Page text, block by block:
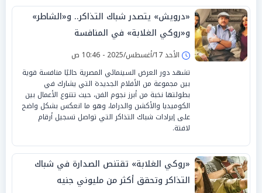
«درويش» يتصدر شباك التذاكر.. و«الشاطر»
و«روكي الغلابة» في المنافسة
الأحد 17/أغسطس/2025 - 10:46 ص
تشهد دور العرض السينمائي المصرية حاليًا منافسة قوية
بين مجموعة من الأفلام الجديدة التي يشارك في
بطولتها نخبة من أبرز نجوم الفن، حيث تتنوع الأعمال بين
الكوميديا والأكشن والدراما، وهو ما انعكس بشكل واضح
على إيرادات شباك التذاكر التي تواصل تسجيل أرقام
لافتة.
«روكي الغلابة» تقتنص الصدارة في شباك
التذاكر وتحقق أكثر من مليوني جنيه